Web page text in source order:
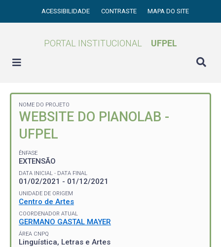
ACESSIBILIDADE CONTRASTE MAPA DO SITE
PORTAL INSTITUCIONAL UFPEL
NOME DO PROJETO
WEBSITE DO PIANOLAB -
UFPEL
ÊNFASE
EXTENSÃO
DATA INICIAL - DATA FINAL
01/02/2021 - 01/12/2021
UNIDADE DE ORIGEM
Centro de Artes
COORDENADOR ATUAL
GERMANO GASTAL MAYER
ÁREA CNPQ
Linguística, Letras e Artes